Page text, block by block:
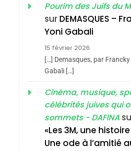
Dis
Boy
ISRAÉL
Accords
ISRAÉL
5
Pourim des Juifs du
sur DEMASQUES –
Yoni Gabali
15 février 2026
[…] Demasques, par
Gabali […]
Cinéma, musique,
célébrités juives qui
sommets - DAFINA
«Les 3M, une
Une ode à l’amitié